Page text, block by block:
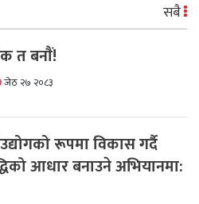
सबै
त बनाैं!
जेठ २७ २०८३
रूपमा विकास गर्दै
आधार बनाउने अभियानमा: